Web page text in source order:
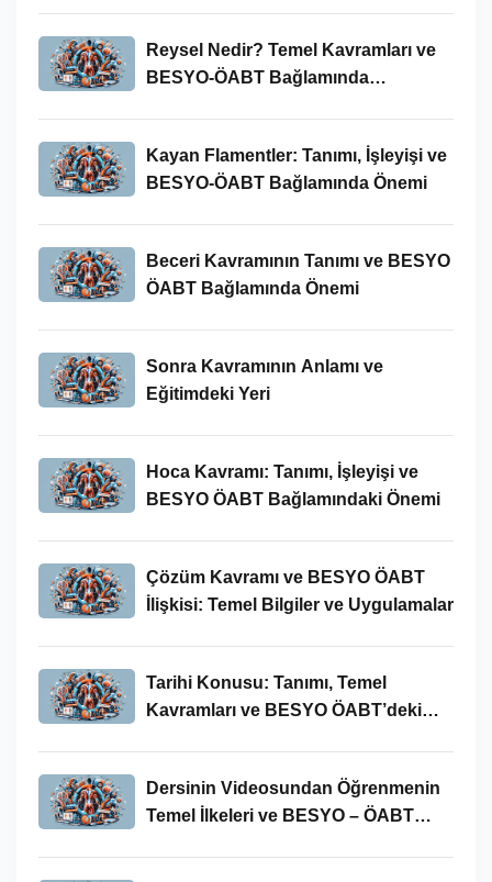
Reysel Nedir? Temel Kavramları ve
BESYO-ÖABT Bağlamında
Kayan Flamentler: Tanımı, İşleyişi ve
BESYO-ÖABT Bağlamında Önemi
Beceri Kavramının Tanımı ve BESYO
ÖABT Bağlamında Önemi
Sonra Kavramının Anlamı ve
Eğitimdeki Yeri
Hoca Kavramı: Tanımı, İşleyişi ve
BESYO ÖABT Bağlamındaki Önemi
Çözüm Kavramı ve BESYO ÖABT
İlişkisi: Temel Bilgiler ve Uygulamalar
Tarihi Konusu: Tanımı, Temel
Kavramları ve BESYO ÖABT’deki
Dersinin Videosundan Öğrenmenin
Temel İlkeleri ve BESYO – ÖABT